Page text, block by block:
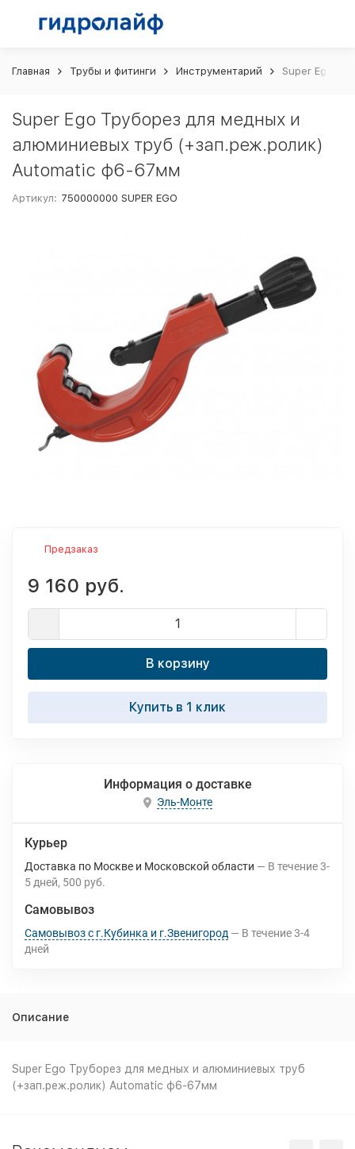
Главная Трубы и фитинги Инструментарий Super Ego
Super Ego Труборез для медных и
алюминиевых труб (+зап.реж.ролик)
Automatic ф6-67мм
Артикул: 750000000 SUPER EGO
Предзаказ
9 160 руб.
В корзину
Купить в 1 клик
Информация о доставке
Эль-Монте
Курьер
Доставка по Москве и Московской области В течение3-
5 дней 500 руб.
Самовывоз
Самовывоз с г.Кубинка и г.Звенигород В течение3-4
дней
Описание
Super Ego Труборез для медных и алюминиевых труб
(+зап.реж.ролик) Automatic ф6-67мм